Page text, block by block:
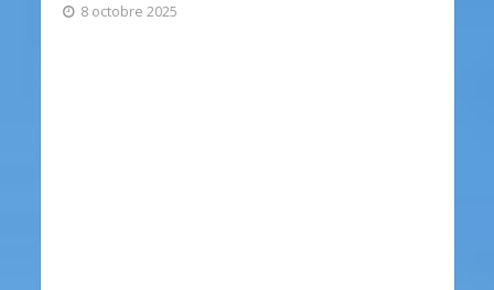
8 octobre 2025